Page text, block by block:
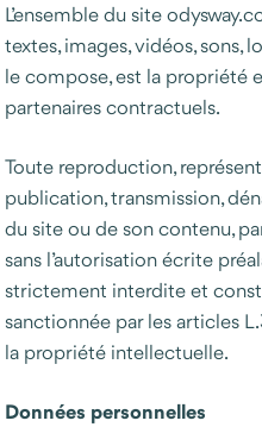
L’ensemble du site
textes, images, vidéos,
le compose, est la propriété
partenaires contractuels.
Toute reproduction,
publication, transmission,
du site ou de son contenu,
sans l’autorisation écrite
strictement interdite et
sanctionnée par les articles
la propriété intellectuelle.
Données personnelles